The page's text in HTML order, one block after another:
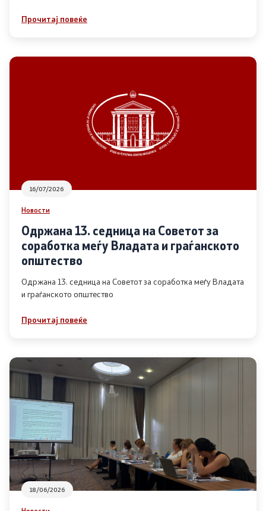
Извештаи
Список на ОЈИ
Контакт
Контакт
Линкови
Изјава за пристапност
Со еден клик до сите услуги
Прочитај повеќе
16/07/2026
Новости
Одржана 13. седница на Советот за
соработка меѓу Владата и граѓанското
општество
Одржана 13. седница на Советот за соработка меѓу Владата
и граѓанското општество
Прочитај повеќе
18/06/2026